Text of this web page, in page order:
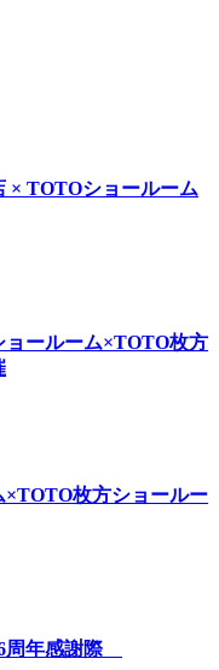
× TOTOショールーム
ョールーム×TOTO枚方
枚方ショールー
周年感謝際